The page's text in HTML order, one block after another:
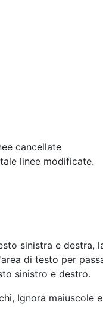
cancellate
linee modificate.
sinistra e destra,
di testo per
sinistro e destro.
Ignora maiuscole